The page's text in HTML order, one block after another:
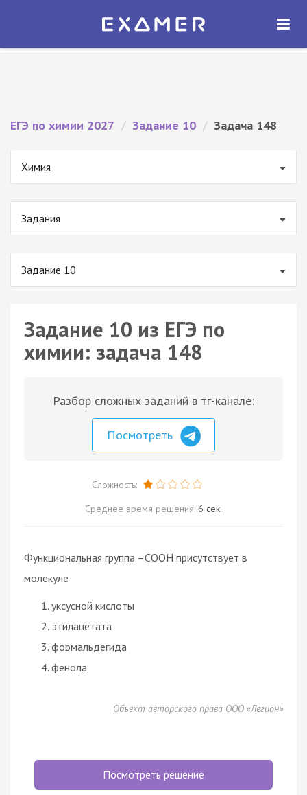
Экзамер — ЕГЭ 2027
ОТКРЫТЬ
ЕГЭ по химии 2027 / Задание 10 / Задача 148
Химия
Задания
Задание 10
Задание 10 из ЕГЭ по
химии: задача 148
Разбор сложных заданий в тг-канале:
Посмотреть
Сложность:
Среднее время решения: 6 сек.
Функциональная группа –СООН присутствует в
молекуле
уксусной кислоты
этилацетата
формальдегида
фенола
Объект авторского права ООО «Легион»
Посмотреть решение